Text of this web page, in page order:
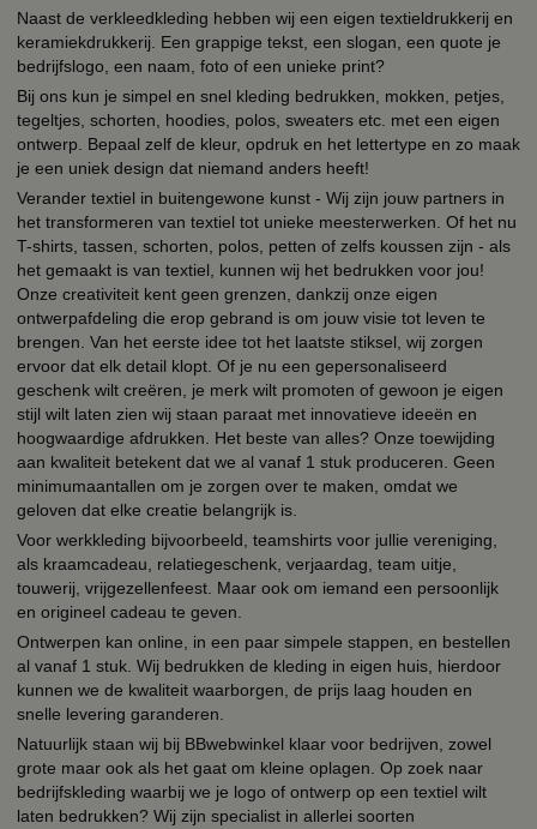
Naast de verkleedkleding hebben wij een eigen textieldrukkerij en
keramiekdrukkerij. Een grappige tekst, een slogan, een quote je
bedrijfslogo, een naam, foto of een unieke print?
Bij ons kun je simpel en snel kleding bedrukken, mokken, petjes,
tegeltjes, schorten, hoodies, polos, sweaters etc. met een eigen
ontwerp. Bepaal zelf de kleur, opdruk en het lettertype en zo maak
je een uniek design dat niemand anders heeft!
Verander textiel in buitengewone kunst - Wij zijn jouw partners in
het transformeren van textiel tot unieke meesterwerken. Of het nu
T-shirts, tassen, schorten, polos, petten of zelfs koussen zijn - als
het gemaakt is van textiel, kunnen wij het bedrukken voor jou!
Onze creativiteit kent geen grenzen, dankzij onze eigen
ontwerpafdeling die erop gebrand is om jouw visie tot leven te
brengen. Van het eerste idee tot het laatste stiksel, wij zorgen
ervoor dat elk detail klopt. Of je nu een gepersonaliseerd
geschenk wilt creëren, je merk wilt promoten of gewoon je eigen
stijl wilt laten zien wij staan paraat met innovatieve ideeën en
hoogwaardige afdrukken. Het beste van alles? Onze toewijding
aan kwaliteit betekent dat we al vanaf 1 stuk produceren. Geen
minimumaantallen om je zorgen over te maken, omdat we
geloven dat elke creatie belangrijk is.
Voor werkkleding bijvoorbeeld, teamshirts voor jullie vereniging,
als kraamcadeau, relatiegeschenk, verjaardag, team uitje,
touwerij, vrijgezellenfeest. Maar ook om iemand een persoonlijk
en origineel cadeau te geven.
Ontwerpen kan online, in een paar simpele stappen, en bestellen
al vanaf 1 stuk. Wij bedrukken de kleding in eigen huis, hierdoor
kunnen we de kwaliteit waarborgen, de prijs laag houden en
snelle levering garanderen.
Natuurlijk staan wij bij BBwebwinkel klaar voor bedrijven, zowel
grote maar ook als het gaat om kleine oplagen. Op zoek naar
bedrijfskleding waarbij we je logo of ontwerp op een textiel wilt
laten bedrukken? Wij zijn specialist in allerlei soorten